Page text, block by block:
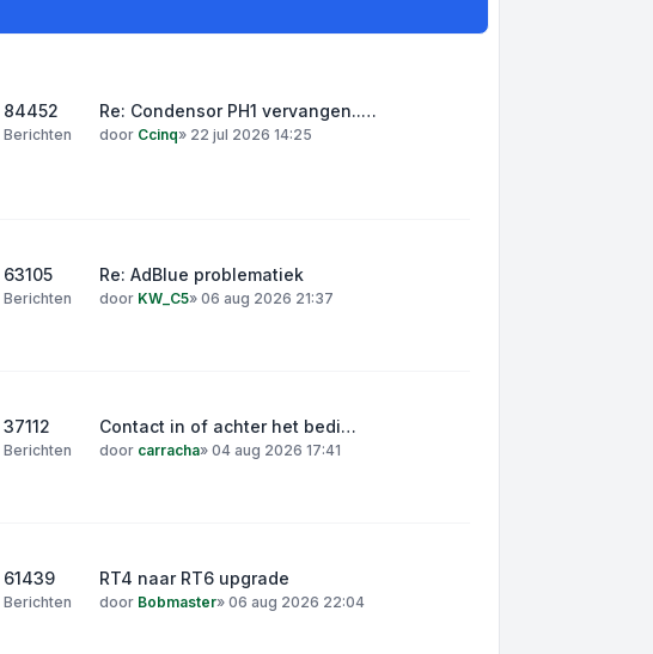
84452
Berichten
Re: Condensor PH1 vervangen..…
door Ccinq» 22 jul 2026 14:25
63105
Berichten
Re: AdBlue problematiek
door KW_C5» 06 aug 2026 21:37
37112
Berichten
Contact in of achter het bedi…
door carracha» 04 aug 2026 17:41
61439
Berichten
RT4 naar RT6 upgrade
door Bobmaster» 06 aug 2026 22:04